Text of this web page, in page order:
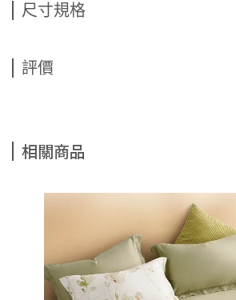
尺寸規格
評價
相關商品